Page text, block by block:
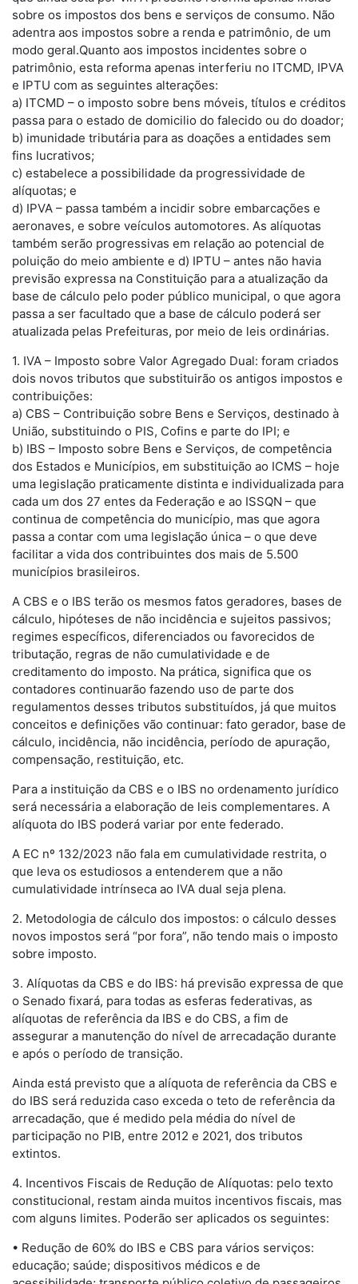
sobre os impostos dos bens e serviços de consumo. Não
adentra aos impostos sobre a renda e patrimônio, de um
modo geral.Quanto aos impostos incidentes sobre o
patrimônio, esta reforma apenas interferiu no ITCMD, IPVA
e IPTU com as seguintes alterações:
a) ITCMD – o imposto sobre bens móveis, títulos e créditos
passa para o estado de domicilio do falecido ou do doador;
b) imunidade tributária para as doações a entidades sem
fins lucrativos;
c) estabelece a possibilidade da progressividade de
alíquotas; e
d) IPVA – passa também a incidir sobre embarcações e
aeronaves, e sobre veículos automotores. As alíquotas
também serão progressivas em relação ao potencial de
poluição do meio ambiente e d) IPTU – antes não havia
previsão expressa na Constituição para a atualização da
base de cálculo pelo poder público municipal, o que agora
passa a ser facultado que a base de cálculo poderá ser
atualizada pelas Prefeituras, por meio de leis ordinárias.
1. IVA – Imposto sobre Valor Agregado Dual: foram criados
dois novos tributos que substituirão os antigos impostos e
contribuições:
a) CBS – Contribuição sobre Bens e Serviços, destinado à
União, substituindo o PIS, Cofins e parte do IPI; e
b) IBS – Imposto sobre Bens e Serviços, de competência
dos Estados e Municípios, em substituição ao ICMS – hoje
uma legislação praticamente distinta e individualizada para
cada um dos 27 entes da Federação e ao ISSQN – que
continua de competência do município, mas que agora
passa a contar com uma legislação única – o que deve
facilitar a vida dos contribuintes dos mais de 5.500
municípios brasileiros.
A CBS e o IBS terão os mesmos fatos geradores, bases de
cálculo, hipóteses de não incidência e sujeitos passivos;
regimes específicos, diferenciados ou favorecidos de
tributação, regras de não cumulatividade e de
creditamento do imposto. Na prática, significa que os
contadores continuarão fazendo uso de parte dos
regulamentos desses tributos substituídos, já que muitos
conceitos e definições vão continuar: fato gerador, base de
cálculo, incidência, não incidência, período de apuração,
compensação, restituição, etc.
Para a instituição da CBS e o IBS no ordenamento jurídico
será necessária a elaboração de leis complementares. A
alíquota do IBS poderá variar por ente federado.
A EC nº 132/2023 não fala em cumulatividade restrita, o
que leva os estudiosos a entenderem que a não
cumulatividade intrínseca ao IVA dual seja plena.
2. Metodologia de cálculo dos impostos: o cálculo desses
novos impostos será “por fora”, não tendo mais o imposto
sobre imposto.
3. Alíquotas da CBS e do IBS: há previsão expressa de que
o Senado fixará, para todas as esferas federativas, as
alíquotas de referência da IBS e do CBS, a fim de
assegurar a manutenção do nível de arrecadação durante
e após o período de transição.
Ainda está previsto que a alíquota de referência da CBS e
do IBS será reduzida caso exceda o teto de referência da
arrecadação, que é medido pela média do nível de
participação no PIB, entre 2012 e 2021, dos tributos
extintos.
4. Incentivos Fiscais de Redução de Alíquotas: pelo texto
constitucional, restam ainda muitos incentivos fiscais, mas
com alguns limites. Poderão ser aplicados os seguintes:
• Redução de 60% do IBS e CBS para vários serviços:
educação; saúde; dispositivos médicos e de